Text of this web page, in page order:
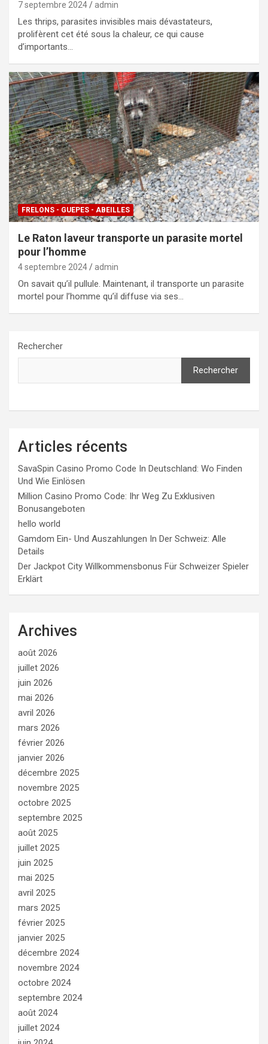
7 septembre 2024 admin
Les thrips, parasites invisibles mais dévastateurs,
prolifèrent cet été sous la chaleur, ce qui cause
d’importants…
FRELONS - GUEPES - ABEILLES
Le Raton laveur transporte un parasite mortel
pour l’homme
4 septembre 2024 admin
On savait qu’il pullule. Maintenant, il transporte un parasite
mortel pour l’homme qu’il diffuse via ses…
Rechercher
Rechercher
Articles récents
SavaSpin Casino Promo Code In Deutschland: Wo Finden
Und Wie Einlösen
Million Casino Promo Code: Ihr Weg Zu Exklusiven
Bonusangeboten
hello world
Gamdom Ein- Und Auszahlungen In Der Schweiz: Alle
Details
Der Jackpot City Willkommensbonus Für Schweizer Spieler
Erklärt
Archives
août 2026
juillet 2026
juin 2026
mai 2026
avril 2026
mars 2026
février 2026
janvier 2026
décembre 2025
novembre 2025
octobre 2025
septembre 2025
août 2025
juillet 2025
juin 2025
mai 2025
avril 2025
mars 2025
février 2025
janvier 2025
décembre 2024
novembre 2024
octobre 2024
septembre 2024
août 2024
juillet 2024